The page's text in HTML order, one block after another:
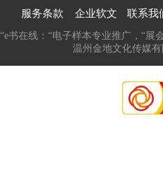
服务条款 企业软文 联系我
“e书在线：“电子样本专业推广，“展
温州金地文化传媒